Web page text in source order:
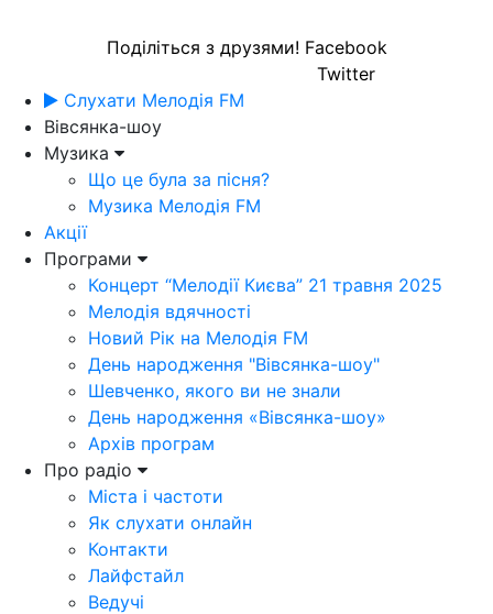
Поділіться з друзями! Facebook
Twitter
Слухати Мелодія FM
Вівсянка-шоу
Музика
Що це була за пісня?
Музика Мелодія FM
Акції
Програми
Концерт “Мелодії Києва” 21 травня 2025
Мелодія вдячності
Новий Рік на Мелодія FM
День народження "Вівсянка-шоу"
Шевченко, якого ви не знали
День народження «Вівсянка-шоу»
Архів програм
Про радіо
Міста і частоти
Як слухати онлайн
Контакти
Лайфстайл
Ведучі